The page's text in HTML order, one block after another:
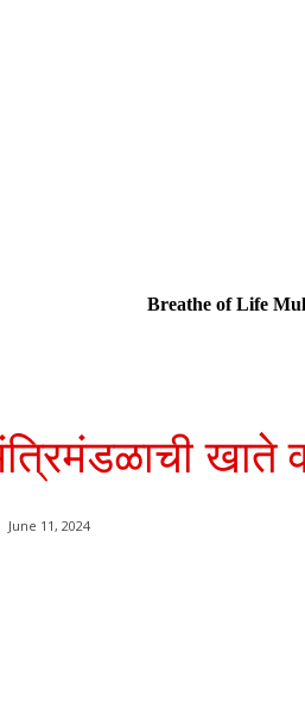
Breathe of Life
खाते
June 11, 2024